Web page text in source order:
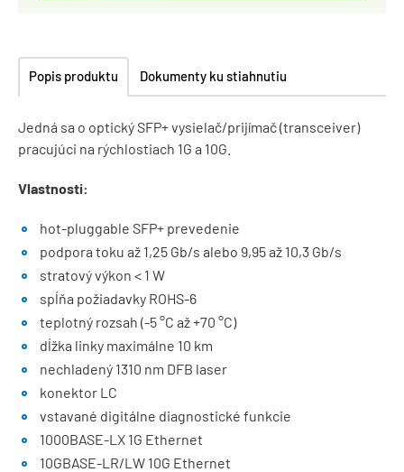
Popis produktu Dokumenty ku stiahnutiu
Jedná sa o optický SFP+ vysielač/prijímač (transceiver)
pracujúci na rýchlostiach 1G a 10G.
Vlastnosti:
hot-pluggable SFP+ prevedenie
podpora toku až 1,25 Gb/s alebo 9,95 až 10,3 Gb/s
stratový výkon < 1 W
spĺňa požiadavky ROHS-6
teplotný rozsah (-5 °C až +70 °C)
dĺžka linky maximálne 10 km
nechladený 1310 nm DFB laser
konektor LC
vstavané digitálne diagnostické funkcie
1000BASE-LX 1G Ethernet
10GBASE-LR/LW 10G Ethernet